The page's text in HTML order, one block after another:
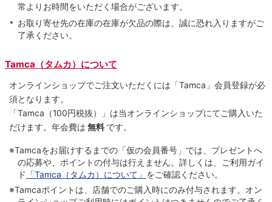
常よりお時間をいただく場合がございます。
お取り寄せ先の在庫の在庫が欠品の際は、誠に恐れ入りますがご
了承ください。
Tamca（タムカ）について
オンラインショップでご注⽂いただくには「Tamca」会員登録が必
須となります。
「Tamca （100円税抜）
」は当オンラインショップにてご購⼊いた
だけます。 年会費は 無料 です。
※Tamcaをお届けするまでの「仮の会員番号」では、プレゼントへ
の応募や、ポイントの付与は⾏えません。詳しくは、ご利⽤ガイ
ド 「Tamca（タムカ）について」 をご確認ください。
※Tamcaポイントは、店舗でのご購⼊時にのみ付与されます。オン